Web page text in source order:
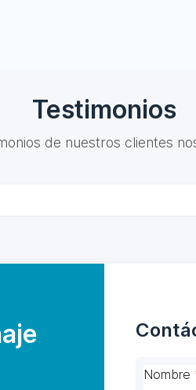
Testimonios
de nuestros clientes
Nombre